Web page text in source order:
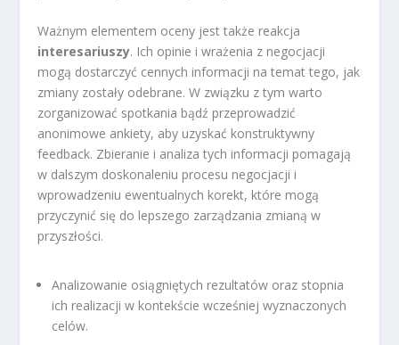
Ważnym elementem oceny jest także reakcja
interesariuszy. Ich opinie i wrażenia z negocjacji
mogą dostarczyć cennych informacji na temat tego, jak
zmiany zostały odebrane. W związku z tym warto
zorganizować spotkania bądź przeprowadzić
anonimowe ankiety, aby uzyskać konstruktywny
feedback. Zbieranie i analiza tych informacji pomagają
w dalszym doskonaleniu procesu negocjacji i
wprowadzeniu ewentualnych korekt, które mogą
przyczynić się do lepszego zarządzania zmianą w
przyszłości.
Analizowanie osiągniętych rezultatów oraz stopnia
ich realizacji w kontekście wcześniej wyznaczonych
celów.